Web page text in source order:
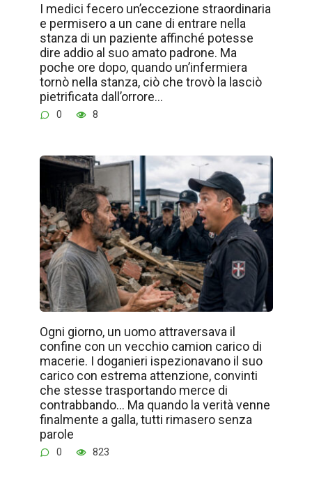
I medici fecero un’eccezione straordinaria
e permisero a un cane di entrare nella
stanza di un paziente affinché potesse
dire addio al suo amato padrone. Ma
poche ore dopo, quando un’infermiera
tornò nella stanza, ciò che trovò la lasciò
pietrificata dall’orrore…
0 8
Ogni giorno, un uomo attraversava il
confine con un vecchio camion carico di
macerie. I doganieri ispezionavano il suo
carico con estrema attenzione, convinti
che stesse trasportando merce di
contrabbando… Ma quando la verità venne
finalmente a galla, tutti rimasero senza
parole
0 823